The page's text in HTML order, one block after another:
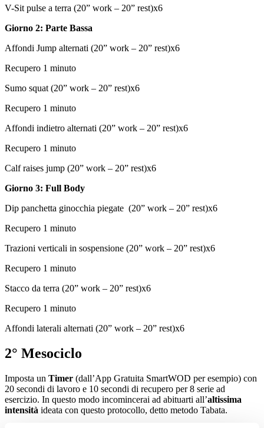
V-Sit pulse a terra (20” work – 20” rest)x6
Giorno 2: Parte Bassa
Affondi Jump alternati (20” work – 20” rest)x6
Recupero 1 minuto
Sumo squat (20” work – 20” rest)x6
Recupero 1 minuto
Affondi indietro alternati (20” work – 20” rest)x6
Recupero 1 minuto
Calf raises jump (20” work – 20” rest)x6
Giorno 3: Full Body
Dip panchetta ginocchia piegate (20” work – 20” rest)x6
Recupero 1 minuto
Trazioni verticali in sospensione (20” work – 20” rest)x6
Recupero 1 minuto
Stacco da terra (20” work – 20” rest)x6
Recupero 1 minuto
Affondi laterali alternati (20” work – 20” rest)x6
2° Mesociclo
Imposta un Timer (dall’App Gratuita SmartWOD per esempio) con
20 secondi di lavoro e 10 secondi di recupero per 8 serie ad
esercizio. In questo modo incomincerai ad abituarti all’altissima
intensità ideata con questo protocollo, detto metodo Tabata.